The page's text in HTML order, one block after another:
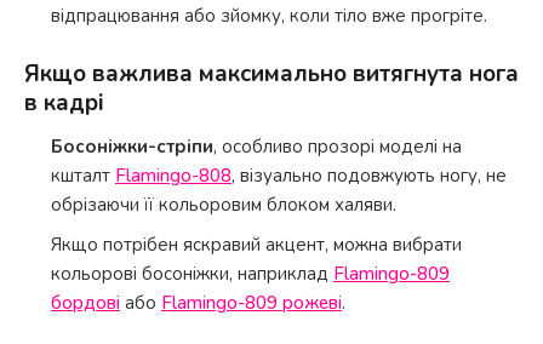
відпрацювання або зйомку, коли тіло вже прогріте.
Якщо важлива максимально витягнута нога
в кадрі
Босоніжки-стріпи, особливо прозорі моделі на
кшталт Flamingo-808, візуально подовжують ногу, не
обрізаючи її кольоровим блоком халяви.
Якщо потрібен яскравий акцент, можна вибрати
кольорові босоніжки, наприклад Flamingo-809
бордові або Flamingo-809 рожеві.